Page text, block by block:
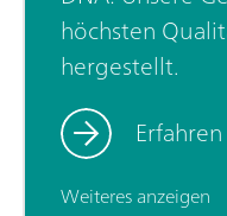
höchsten
hergestellt.
Weiteres anzeigen